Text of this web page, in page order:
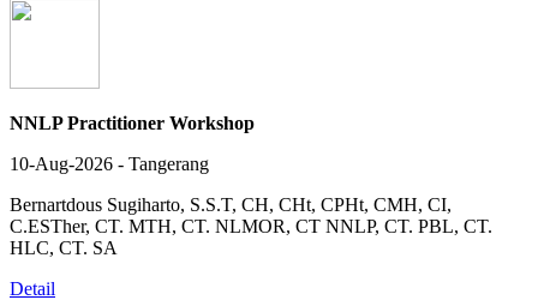
NNLP Practitioner Workshop
10-Aug-2026 - Tangerang
Bernartdous Sugiharto, S.S.T, CH, CHt, CPHt, CMH, CI,
C.ESTher, CT. MTH, CT. NLMOR, CT NNLP, CT. PBL, CT.
HLC, CT. SA
Detail